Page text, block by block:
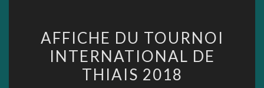
DU
TOURNOI
INTERNATIONAL
AFFICHE DU TOURNOI
INTERNATIONAL DE
THIAIS 2018